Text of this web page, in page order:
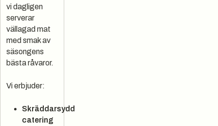
vi dagligen
serverar
vällagad mat
med smak av
säsongens
bästa råvaror.
Vi erbjuder:
Skräddarsydd
catering